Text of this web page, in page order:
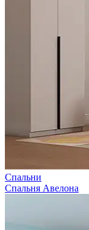
Спальни
Спальня Авелона